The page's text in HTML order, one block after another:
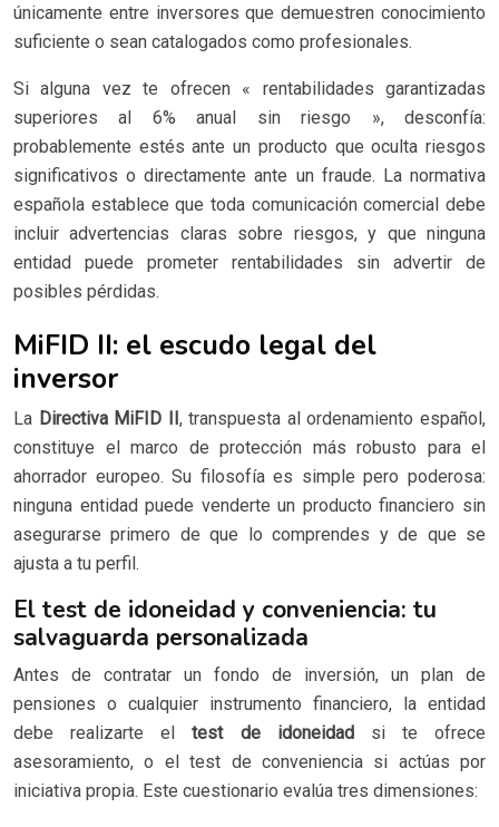
únicamente entre inversores que demuestren conocimiento
suficiente o sean catalogados como profesionales.
Si alguna vez te ofrecen « rentabilidades garantizadas
superiores al 6% anual sin riesgo », desconfía:
probablemente estés ante un producto que oculta riesgos
significativos o directamente ante un fraude. La normativa
española establece que toda comunicación comercial debe
incluir advertencias claras sobre riesgos, y que ninguna
entidad puede prometer rentabilidades sin advertir de
posibles pérdidas.
MiFID II: el escudo legal del
inversor
La Directiva MiFID II, transpuesta al ordenamiento español,
constituye el marco de protección más robusto para el
ahorrador europeo. Su filosofía es simple pero poderosa:
ninguna entidad puede venderte un producto financiero sin
asegurarse primero de que lo comprendes y de que se
ajusta a tu perfil.
El test de idoneidad y conveniencia: tu
salvaguarda personalizada
Antes de contratar un fondo de inversión, un plan de
pensiones o cualquier instrumento financiero, la entidad
debe realizarte eltest de idoneidadsi te ofrece
asesoramiento, o el test de conveniencia si actúas por
iniciativa propia. Este cuestionario evalúa tres dimensiones: